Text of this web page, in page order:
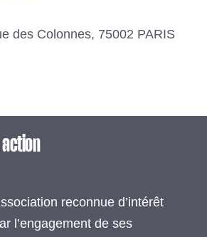
des Colonnes, 75002 PARIS
reconnue d’intérêt
l’engagement de ses